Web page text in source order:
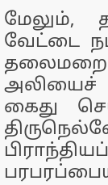
மேலும்,
வேட்டை
அலியைச்
கைது